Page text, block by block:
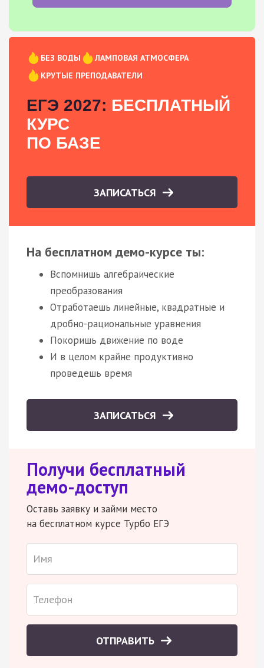
БЕЗ ВОДЫ
ЛАМПОВАЯ АТМОСФЕРА
КРУТЫЕ ПРЕПОДАВАТЕЛИ
ЕГЭ 2027: БЕСПЛАТНЫЙ
КУРС
ПО БАЗЕ
ЗАПИСАТЬСЯ
На бесплатном демо-курсе ты:
Вспомнишь алгебраические
преобразования
Отработаешь линейные, квадратные и
дробно-рациональные уравнения
Покоришь движение по воде
И в целом крайне продуктивно
проведешь время
ЗАПИСАТЬСЯ
Получи бесплатный
демо-доступ
Оставь заявку и займи место
на бесплатном курсе Турбо ЕГЭ
ОТПРАВИТЬ